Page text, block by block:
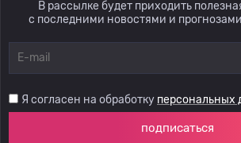
В рассылке будет приходить
с последними новостями и
Я согласен на обработку персональных
подписаться